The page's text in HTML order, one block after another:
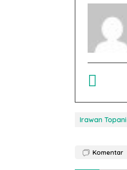
Irawan Topani
Komentar